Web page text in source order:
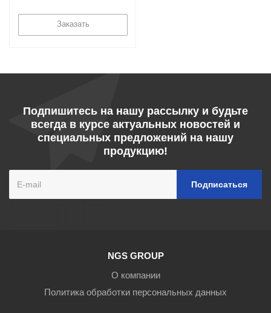
Заказать
Подпишитесь на нашу рассылку и будьте
всегда в курсе актуальных новостей и
специальных предложений на нашу
продукцию!
NGS GROUP
О компании
Политика обработки персональных данных